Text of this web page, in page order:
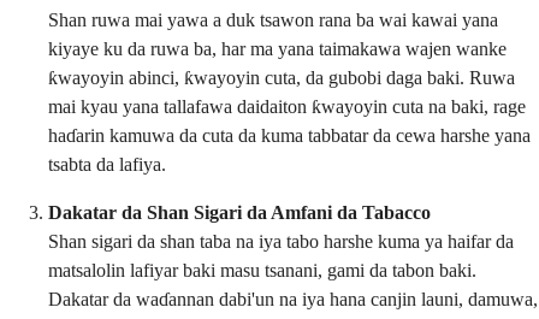
Shan ruwa mai yawa a duk tsawon rana ba wai kawai yana
kiyaye ku da ruwa ba, har ma yana taimakawa wajen wanke
ƙwayoyin abinci, ƙwayoyin cuta, da gubobi daga baki. Ruwa
mai kyau yana tallafawa daidaiton ƙwayoyin cuta na baki, rage
haɗarin kamuwa da cuta da kuma tabbatar da cewa harshe yana
tsabta da lafiya.
Dakatar da Shan Sigari da Amfani da Tabacco
Shan sigari da shan taba na iya tabo harshe kuma ya haifar da
matsalolin lafiyar baki masu tsanani, gami da tabon baki.
Dakatar da waɗannan dabi'un na iya hana canjin launi, damuwa,